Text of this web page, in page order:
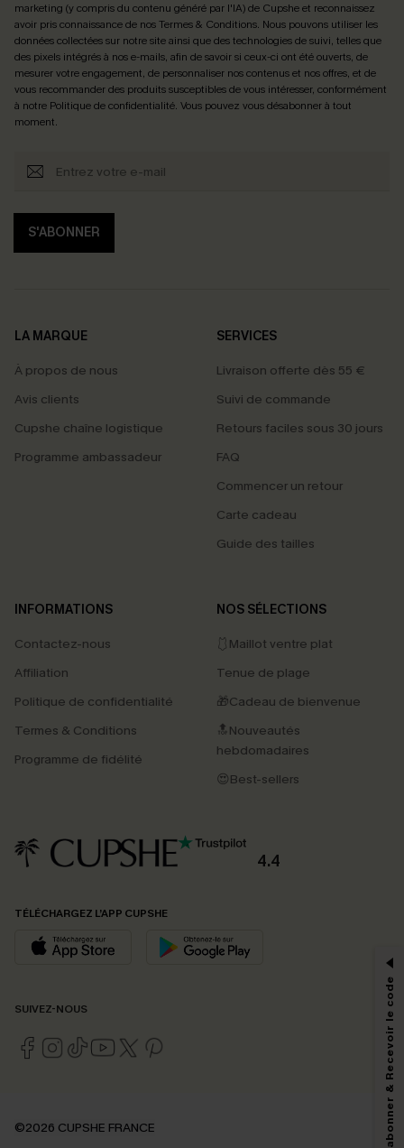
marketing (y compris du contenu généré par l'IA) de Cupshe et reconnaissez
avoir pris connaissance de nosTermes & Conditions. Nous pouvons utiliser les
données collectées sur notre site ainsi que des technologies de suivi, telles que
des pixels intégrés à nos e-mails, afin de savoir si ceux-ci ont été ouverts, de
mesurer votre engagement, de personnaliser nos contenus et nos offres, et de
vous recommander des produits susceptibles de vous intéresser, conformément
à notre Politique de confidentialité. Vous pouvez vous désabonner à tout
moment.
S'ABONNER
LA MARQUE
À propos de nous
Avis clients
Cupshe chaîne logistique
Programme ambassadeur
SERVICES
Livraison offerte dès 55 €
Suivi de commande
Retours faciles sous 30 jours
FAQ
Commencer un retour
Carte cadeau
Guide des tailles
INFORMATIONS
Contactez-nous
Affiliation
Politique de confidentialité
Termes & Conditions
Programme de fidélité
NOS SÉLECTIONS
🩱Maillot ventre plat
Tenue de plage
🎁Cadeau de bienvenue
🔝Nouveautés
hebdomadaires
😍Best-sellers
4.4
TÉLÉCHARGEZ L’APP CUPSHE
SUIVEZ-NOUS
©2026 CUPSHE FRANCE
PROFITEZ DE -15%
-15% dès 2 Achetés par E-mail
En soumettant votre adresse e-mail, vous acceptez de recevoir des e-mails
marketing (y compris du contenu généré par l'IA) de Cupshe et
personnaliser nos contenus et nos offres, et de vous recommander des
S'abonner & Recevoir le code